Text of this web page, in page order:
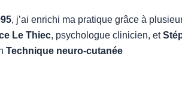
, j’ai enrichi ma pratique grâce à
Le Thiec, psychologue clinicien, et
Technique neuro-cutanée